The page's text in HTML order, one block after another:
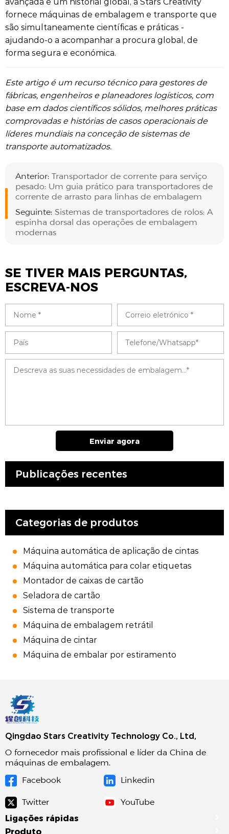
fornece máquinas de embalagem e transporte que
são simultaneamente científicas e práticas -
ajudando-o a acompanhar a procura global, de
forma segura e económica.
Este artigo é um recurso técnico para gestores de
fábricas, engenheiros e planeadores logísticos, com
base em dados científicos sólidos, melhores práticas
comprovadas e histórias de casos operacionais de
líderes mundiais na conceção de sistemas de
transporte automatizados.
Anterior: Transportador de corrente para serviço
pesado: Um guia prático para transportadores de
corrente de arrasto para linhas de embalagem
Seguinte: Sistemas de transportadores de rolos: A
espinha dorsal das operações de embalagem
modernas
SE TIVER MAIS PERGUNTAS,
ESCREVA-NOS
Enviar agora
Publicações recentes
Categorias de produtos
Máquina automática de aplicação de cintas
Máquina automática para colar etiquetas
Montador de caixas de cartão
Seladora de cartão
Sistema de transporte
Máquina de embalagem retrátil
Máquina de cintar
Máquina de embalar por estiramento
Qingdao Stars Creativity Technology Co., Ltd,
O fornecedor mais profissional e líder da China de
máquinas de embalagem.
Facebook
Linkedin
Twitter
YouTube
Ligações rápidas
Produto